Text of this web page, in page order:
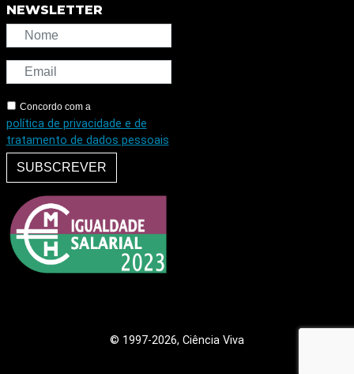
NEWSLETTER
Concordo com a
política de privacidade e de
tratamento de dados pessoais
SUBSCREVER
© 1997-2026, Ciência Viva